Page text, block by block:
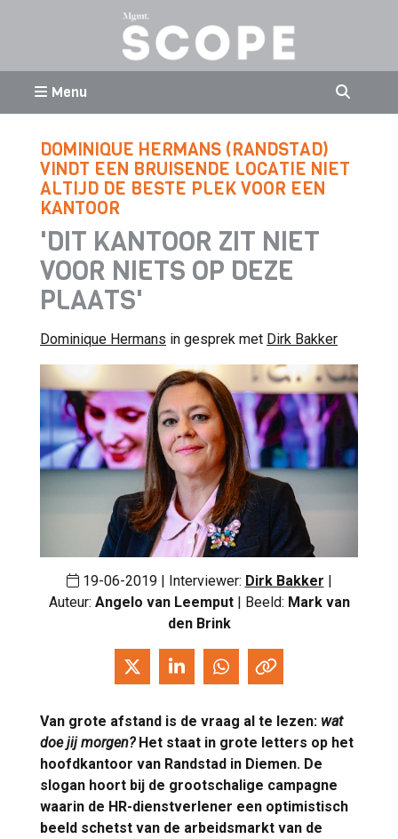
Menu
DOMINIQUE HERMANS (RANDSTAD)
VINDT EEN BRUISENDE LOCATIE NIET
ALTIJD DE BESTE PLEK VOOR EEN
KANTOOR
'DIT KANTOOR ZIT NIET
VOOR NIETS OP DEZE
PLAATS'
Dominique Hermans in gesprek met Dirk Bakker
19-06-2019 | Interviewer: Dirk Bakker |
Auteur: Angelo van Leemput| Beeld: Mark van
den Brink
Van grote afstand is de vraag al te lezen: wat
doe jij morgen? Het staat in grote letters op het
hoofdkantoor van Randstad in Diemen. De
slogan hoort bij de grootschalige campagne
waarin de HR-dienstverlener een optimistisch
beeld schetst van de arbeidsmarkt van de